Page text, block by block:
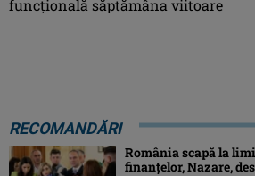
funcţională săptămâna viitoare
RECOMANDĂRI
România scapă la
finanțelor, Nazare,